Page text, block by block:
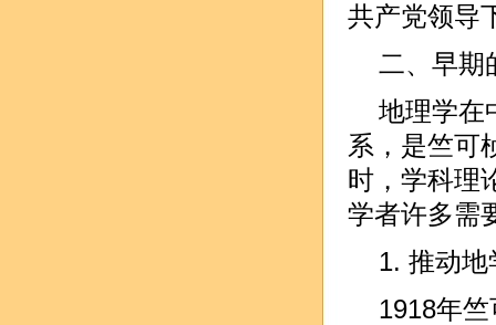
共产党领导
二、早期
地理学在
系，是竺可
时，学科理
学者许多需
1. 推动
1918年